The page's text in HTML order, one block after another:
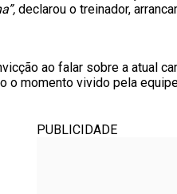
declarou o treinador,
ao falar sobre a atual
o momento vivido pela
PUBLICIDADE